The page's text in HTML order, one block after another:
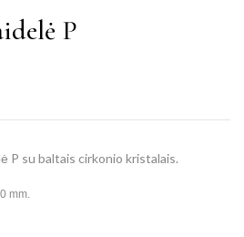
P
P su baltais cirkonio kristalais.
mm.